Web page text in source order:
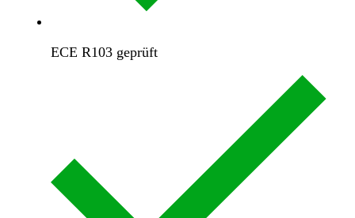
ECE R103 geprüft